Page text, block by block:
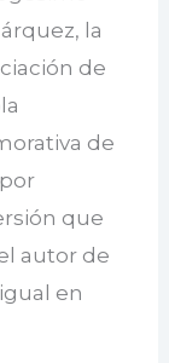
la
de
de
que
autor de
en